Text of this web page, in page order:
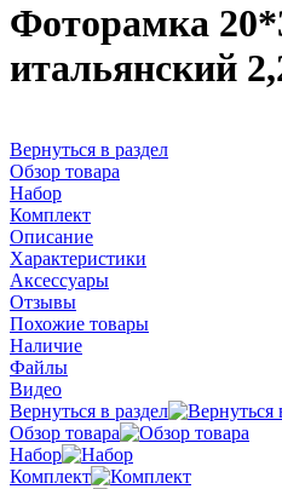
Фоторамка
итальянский
Вернуться в раздел
Обзор товара
Набор
Комплект
Описание
Характеристики
Аксессуары
Отзывы
Похожие товары
Наличие
Файлы
Видео
Вернуться в раздел
Обзор товара
Набор
Комплект